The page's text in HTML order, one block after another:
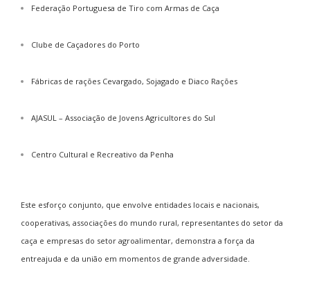
Federação Portuguesa de Tiro com Armas de Caça
Clube de Caçadores do Porto
Fábricas de rações Cevargado, Sojagado e Diaco Rações
AJASUL – Associação de Jovens Agricultores do Sul
Centro Cultural e Recreativo da Penha
Este esforço conjunto, que envolve entidades locais e nacionais,
cooperativas, associações do mundo rural, representantes do setor da
caça e empresas do setor agroalimentar, demonstra a força da
entreajuda e da união em momentos de grande adversidade.